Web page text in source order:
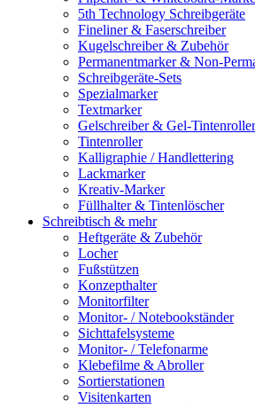
5th Technology Schreibgeräte
Fineliner & Faserschreiber
Kugelschreiber & Zubehör
Permanentmarker & Non-
Schreibgeräte-Sets
Spezialmarker
Textmarker
Gelschreiber & Gel-Tintenroller
Tintenroller
Kalligraphie / Handlettering
Lackmarker
Kreativ-Marker
Füllhalter & Tintenlöscher
Schreibtisch & mehr
Heftgeräte & Zubehör
Locher
Fußstützen
Konzepthalter
Monitorfilter
Monitor- / Notebookständer
Sichttafelsysteme
Monitor- / Telefonarme
Klebefilme & Abroller
Sortierstationen
Visitenkarten